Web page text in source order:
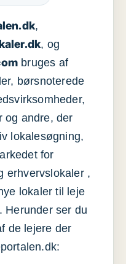
,
, og
bruges af
børsnoterede
og andre, der
lokalesøgning,
for
erhvervslokaler ,
lokaler til leje
Herunder ser du
de lejere der